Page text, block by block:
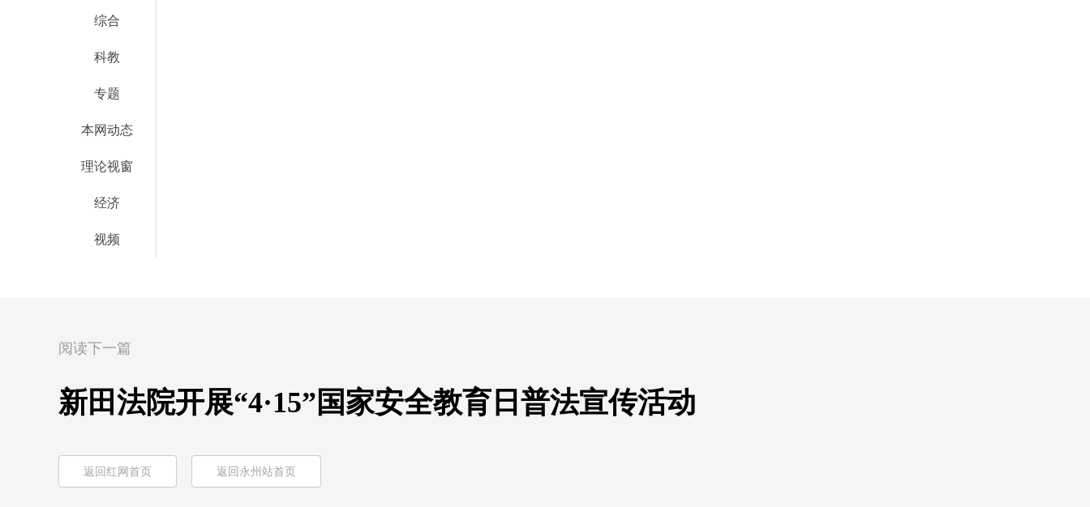
综合
科教
专题
本网动态
理论视窗
经济
视频
阅读下一篇
新田法院开展“4·15”国家安全教育日普法宣传活动
返回红网首页 返回永州站首页